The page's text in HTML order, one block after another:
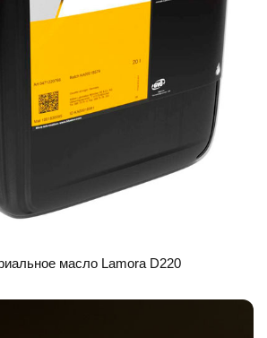
масло Lamora D220